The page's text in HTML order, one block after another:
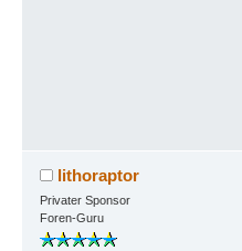
lithoraptor
Privater Sponsor
Foren-Guru